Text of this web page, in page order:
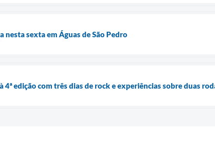
nesta sexta em Águas de São Pedro
4ª edição com três dias de rock e experiências sobre duas